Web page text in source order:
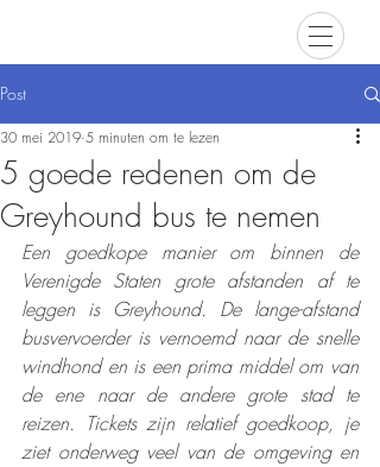
Post
5 goede redenen om de
Greyhound bus te nemen
30 mei 2019 5 minuten om te lezen
Een goedkope manier om binnen de
Verenigde Staten grote afstanden af te
leggen is Greyhound. De lange-afstand
busvervoerder is vernoemd naar de snelle
windhond en is een prima middel om van
de ene naar de andere grote stad te
reizen. Tickets zijn relatief goedkoop, je
ziet onderweg veel van de omgeving en